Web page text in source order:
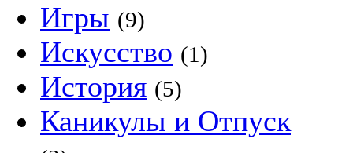
Игры (9)
Искусство (1)
История (5)
Каникулы и Отпуск